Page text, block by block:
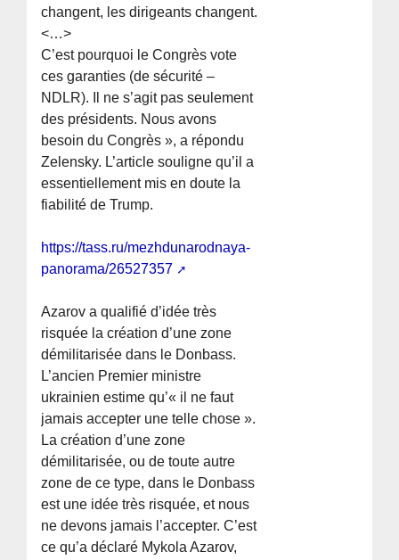
changent, les dirigeants changent.
<…>
C’est pourquoi le Congrès vote
ces garanties (de sécurité –
NDLR). Il ne s’agit pas seulement
des présidents. Nous avons
besoin du Congrès », a répondu
Zelensky. L’article souligne qu’il a
essentiellement mis en doute la
fiabilité de Trump.
https://tass.ru/mezhdunarodnaya-
panorama/26527357
Azarov a qualifié d’idée très
risquée la création d’une zone
démilitarisée dans le Donbass.
L’ancien Premier ministre
ukrainien estime qu’« il ne faut
jamais accepter une telle chose ».
La création d’une zone
démilitarisée, ou de toute autre
zone de ce type, dans le Donbass
est une idée très risquée, et nous
ne devons jamais l’accepter. C’est
ce qu’a déclaré Mykola Azarov,